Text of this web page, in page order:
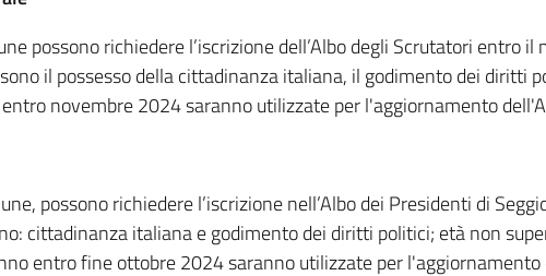
possono richiedere l’iscrizione dell’Albo degli Scrutatori entro il
il possesso della cittadinanza italiana, il godimento dei diritti
novembre 2024 saranno utilizzate per l'aggiornamento
possono richiedere l’iscrizione nell’Albo dei Presidenti di
cittadinanza italiana e godimento dei diritti politici; età non
entro fine ottobre 2024 saranno utilizzate per